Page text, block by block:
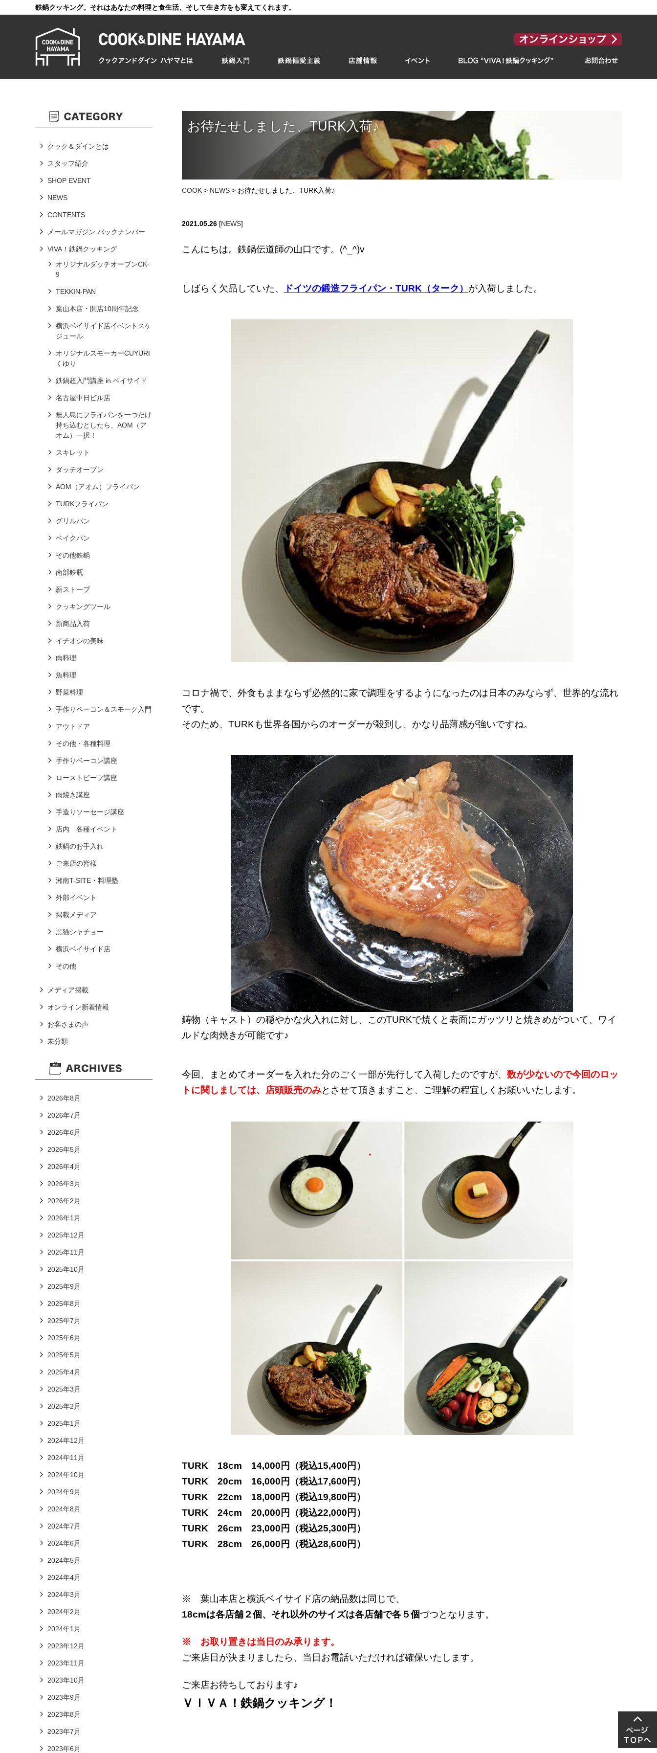
鉄鍋クッキング。それはあなたの料理と食生活、そして生き方をも変えてくれます。
お待たせしました、TURK入荷♪
COOK > NEWS > お待たせしました、TURK入荷♪
2021.05.26 [NEWS]
こんにちは。鉄鍋伝道師の山口です。(^_^)v
しばらく欠品していた、 ドイツの鍛造フライパン・TURK（ターク） が入荷しました。
コロナ禍で、外食もままならず必然的に家で調理をするようになったのは日本のみならず、世界的な流れ
です。
そのため、TURKも世界各国からのオーダーが殺到し、かなり品薄感が強いですね。
鋳物（キャスト）の穏やかな火入れに対し、このTURKで焼くと表面にガッツリと焼きめがついて、ワイ
ルドな肉焼きが可能です♪
今回、まとめてオーダーを入れた分のごく一部が先行して入荷したのですが、 数が少ないので今回のロッ
トに関しましては、店頭販売のみとさせて頂きますこと、ご理解の程宜しくお願いいたします。
TURK 18cm 14,000円（税込15,400円）
TURK 20cm 16,000円（税込17,600円）
TURK 22cm 18,000円（税込19,800円）
TURK 24cm 20,000円（税込22,000円）
TURK 26cm 23,000円（税込25,300円）
TURK 28cm 26,000円（税込28,600円）
※ 葉山本店と横浜ベイサイド店の納品数は同じで、
18cmは各店舗２個、それ以外のサイズは各店舗で各５個づつとなります。
※ お取り置きは当日のみ承ります。
ご来店日が決まりましたら、当日お電話いただければ確保いたします。
ご来店お待ちしております♪
ＶＩＶＡ！鉄鍋クッキング！
クック＆ダインとは
スタッフ紹介
SHOP EVENT
NEWS
CONTENTS
メールマガジン バックナンバー
VIVA！鉄鍋クッキング
オリジナルダッチオーブンCK-
9
TEKKIN-PAN
葉山本店・開店10周年記念
横浜ベイサイド店イベントスケ
ジュール
オリジナルスモーカーCUYURI
くゆり
鉄鍋超入門講座 in ベイサイド
名古屋中日ビル店
無人島にフライパンを一つだけ
持ち込むとしたら、AOM（ア
オム）一択！
スキレット
ダッチオーブン
AOM（アオム）フライパン
TURKフライパン
グリルパン
ベイクパン
その他鉄鍋
南部鉄瓶
薪ストーブ
クッキングツール
新商品入荷
イチオシの美味
肉料理
魚料理
野菜料理
手作りベーコン＆スモーク入門
アウトドア
その他・各種料理
手作りベーコン講座
ローストビーフ講座
肉焼き講座
手造りソーセージ講座
店内 各種イベント
鉄鍋のお手入れ
ご来店の皆様
湘南T-SITE・料理塾
外部イベント
掲載メディア
黒猫シャチョー
横浜ベイサイド店
その他
メディア掲載
オンライン新着情報
お客さまの声
未分類
2026年8月
2026年7月
2026年6月
2026年5月
2026年4月
2026年3月
2026年2月
2026年1月
2025年12月
2025年11月
2025年10月
2025年9月
2025年8月
2025年7月
2025年6月
2025年5月
2025年4月
2025年3月
2025年2月
2025年1月
2024年12月
2024年11月
2024年10月
2024年9月
2024年8月
2024年7月
2024年6月
2024年5月
2024年4月
2024年3月
2024年2月
2024年1月
2023年12月
2023年11月
2023年10月
2023年9月
2023年8月
2023年7月
2023年6月